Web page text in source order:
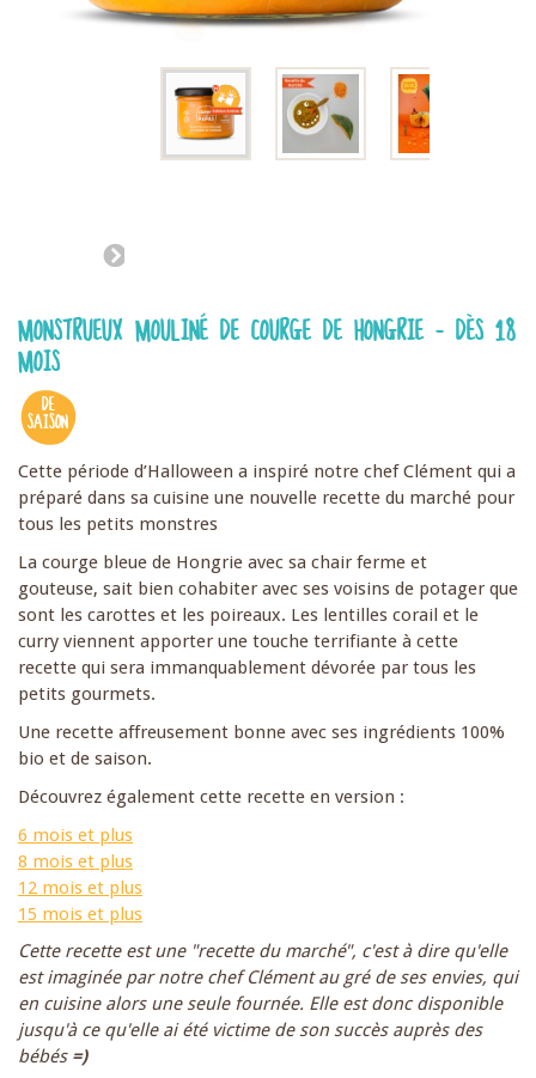
MONSTRUEUX MOULINÉ DE COURGE DE HONGRIE - DÈS 18
MOIS
DE
SAISON
Cette période d’Halloween a inspiré notre chef Clément qui a
préparé dans sa cuisine une nouvelle recette du marché pour
tous les petits monstres
La courge bleue de Hongrie avec sa chair ferme et
gouteuse, sait bien cohabiter avec ses voisins de potager que
sont les carottes et les poireaux. Les lentilles corail et le
curry viennent apporter une touche terrifiante à cette
recette qui sera immanquablement dévorée par tous les
petits gourmets.
Une recette affreusement bonne avec ses ingrédients 100%
bio et de saison.
Découvrez également cette recette en version :
6 mois et plus
8 mois et plus
12 mois et plus
15 mois et plus
Cette recette est une "recette du marché", c'est à dire qu'elle
est imaginée par notre chef Clément au gré de ses envies, qui
en cuisine alors une seule fournée. Elle est donc disponible
jusqu'à ce qu'elle ai été victime de son succès auprès des
bébés =)